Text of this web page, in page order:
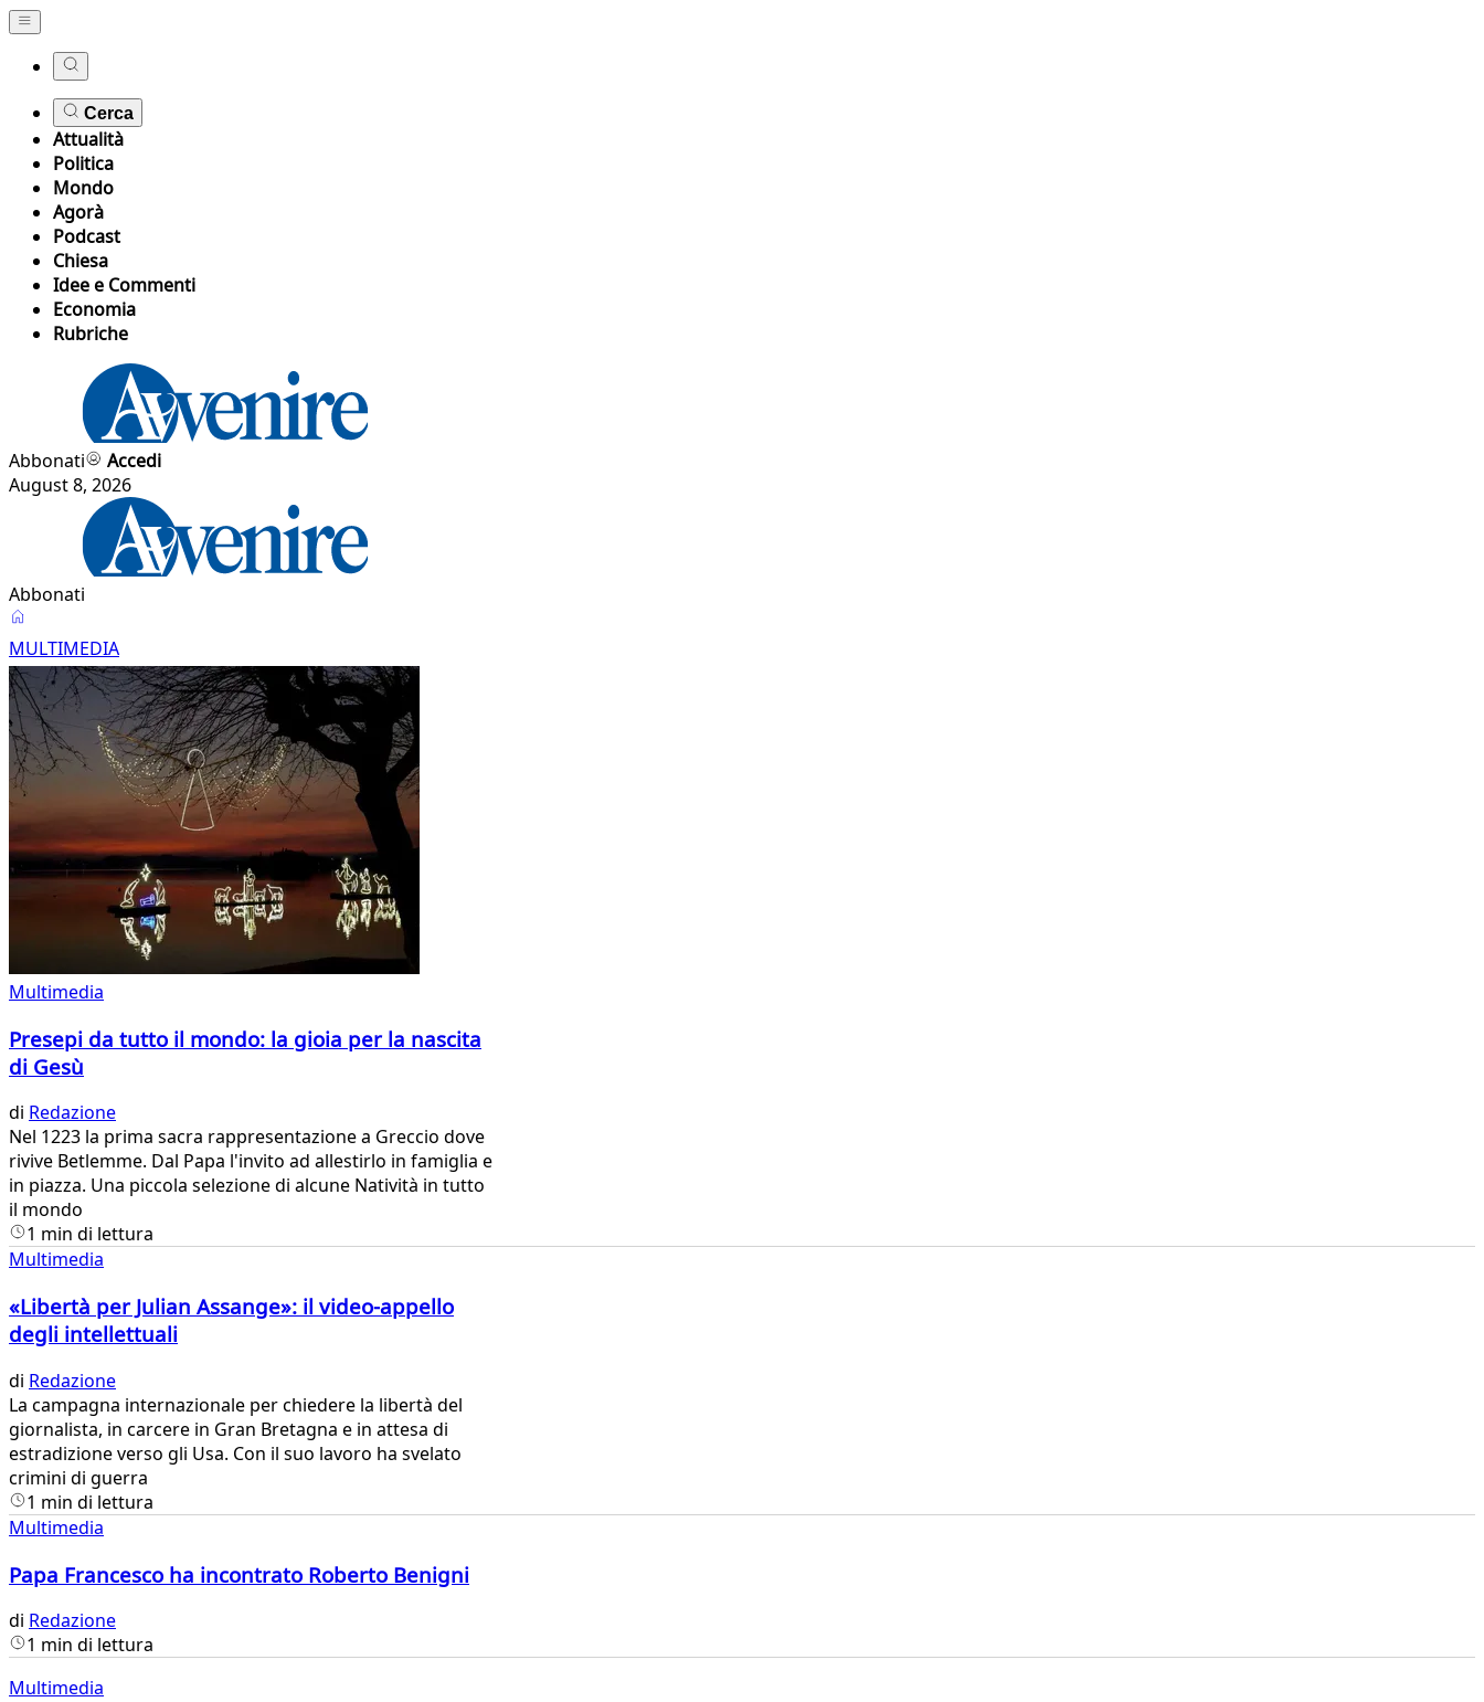
Cerca
Attualità
Politica
Mondo
Agorà
Podcast
Chiesa
Idee e Commenti
Economia
Rubriche
Abbonati
Accedi
August 8, 2026
Abbonati
Multimedia
MULTIMEDIA
Multimedia
Presepi da tutto il mondo: la gioia per la nascita
di Gesù
di Redazione
Nel 1223 la prima sacra rappresentazione a Greccio dove
rivive Betlemme. Dal Papa l'invito ad allestirlo in famiglia e
in piazza. Una piccola selezione di alcune Natività in tutto
il mondo
1 min di lettura
Multimedia
«Libertà per Julian Assange»: il video-appello
degli intellettuali
di Redazione
La campagna internazionale per chiedere la libertà del
giornalista, in carcere in Gran Bretagna e in attesa di
estradizione verso gli Usa. Con il suo lavoro ha svelato
crimini di guerra
1 min di lettura
Multimedia
Papa Francesco ha incontrato Roberto Benigni
di Redazione
1 min di lettura
Multimedia